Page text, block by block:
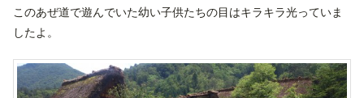
このあぜ道で遊んでいた幼い子供たちの目はキラキラ光っていま
したよ。